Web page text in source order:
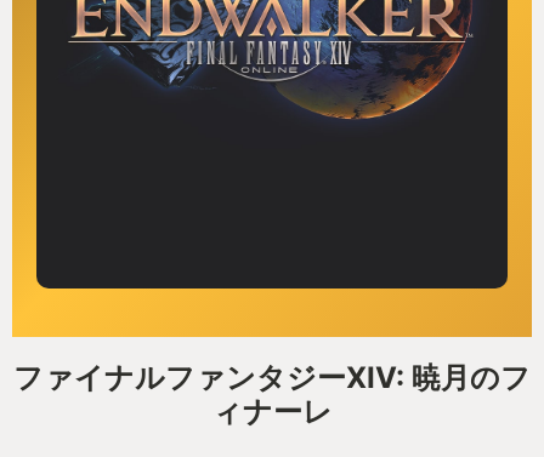
ファイナルファンタジーXIV: 暁月のフ
ィナーレ